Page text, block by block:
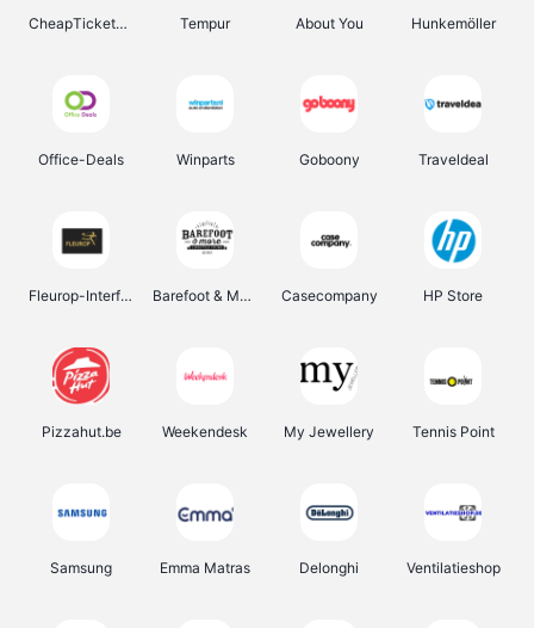
CheapTickets.be Tempur About You Hunkemöller
Office-Deals Winparts Goboony Traveldeal
Fleurop-Interflora Barefoot & More Casecompany HP Store
Pizzahut.be Weekendesk My Jewellery Tennis Point
Samsung Emma Matras Delonghi Ventilatieshop